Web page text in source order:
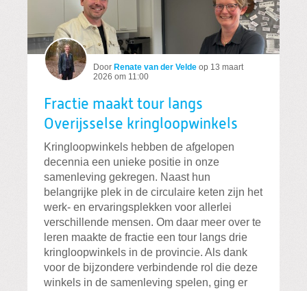
Door Renate van der Velde op 13 maart
2026 om 11:00
Fractie maakt tour langs
Overijsselse kringloopwinkels
Kringloopwinkels hebben de afgelopen
decennia een unieke positie in onze
samenleving gekregen. Naast hun
belangrijke plek in de circulaire keten zijn het
werk- en ervaringsplekken voor allerlei
verschillende mensen. Om daar meer over te
leren maakte de fractie een tour langs drie
kringloopwinkels in de provincie. Als dank
voor de bijzondere verbindende rol die deze
winkels in de samenleving spelen, ging er